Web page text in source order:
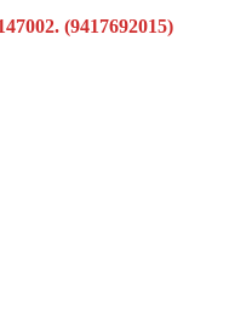
(9417692015)